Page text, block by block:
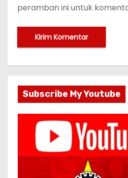
peramban ini untuk
Subscribe My Youtube